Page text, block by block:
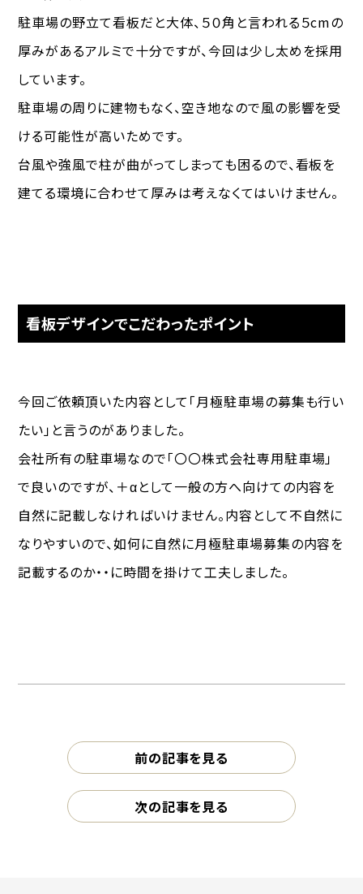
駐車場の野立て看板だと大体、５０角と言われる５cmの
厚みがあるアルミで十分ですが、今回は少し太めを採用
しています。
駐車場の周りに建物もなく、空き地なので風の影響を受
ける可能性が高いためです。
台風や強風で柱が曲がってしまっても困るので、看板を
建てる環境に合わせて厚みは考えなくてはいけません。
看板デザインでこだわったポイント
今回ご依頼頂いた内容として「月極駐車場の募集も行い
たい」と言うのがありました。
会社所有の駐車場なので「〇〇株式会社専用駐車場」
で良いのですが、＋αとして一般の方へ向けての内容を
自然に記載しなければいけません。内容として不自然に
なりやすいので、如何に自然に月極駐車場募集の内容を
記載するのか・・に時間を掛けて工夫しました。
前の記事を見る
次の記事を見る